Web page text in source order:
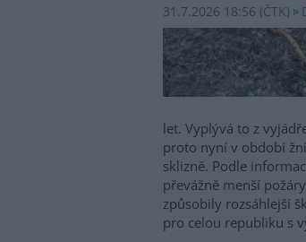
31.7.2026 18:56 (ČTK)
let. Vyplývá to z
proto nyní v období
sklizně. Podle
převážně menší
způsobily rozsáhlejší
pro celou republiku s